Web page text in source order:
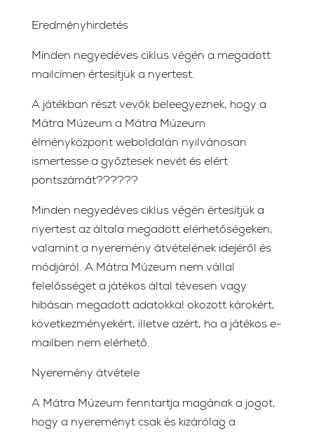
Eredményhirdetés
Minden negyedéves ciklus végén a megadott
mailcímen értesítjük a nyertest.
A játékban részt vevők beleegyeznek, hogy a
Mátra Múzeum a Mátra Múzeum
élményközpont weboldalán nyilvánosan
ismertesse a győztesek nevét és elért
pontszámát??????
Minden negyedéves ciklus végén értesítjük a
nyertest az általa megadott elérhetőségeken,
valamint a nyeremény átvételének idejéről és
módjáról. A Mátra Múzeum nem vállal
felelősséget a játékos által tévesen vagy
hibásan megadott adatokkal okozott károkért,
következményekért, illetve azért, ha a játékos e-
mailben nem elérhető.
Nyeremény átvétele
A Mátra Múzeum fenntartja magának a jogot,
hogy a nyereményt csak és kizárólag a